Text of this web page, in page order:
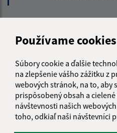
Používame cookies
Súbory cookie a ďalšie
na zlepšenie vášho zážitku z
webových stránok, na to, aby
prispôsobený obsah a
návštevnosti našich
toho, odkiaľ naši návštevníci
Obecný
072 52
+421 56
IČO: